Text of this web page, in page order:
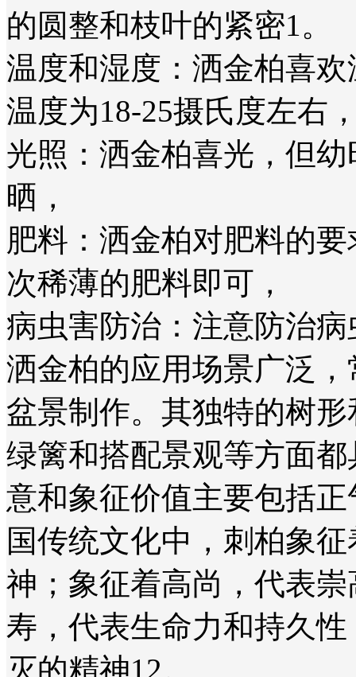
的圆整和枝叶的紧密‌1。
温度和湿度‌：洒金柏喜
温度为18-25摄氏度左右
光照‌：洒金柏喜光，但
晒‌，
肥料‌：洒金柏对肥料的
次稀薄的肥料即可‌，
病虫害防治‌：注意防治
洒金柏的应用场景广泛
盆景制作。其独特的树
绿篱和搭配景观等方面
意和象征价值主要包括
国传统文化中，刺柏象
神；象征着高尚，代表
寿，代表生命力和持久
灭的精神‌12。